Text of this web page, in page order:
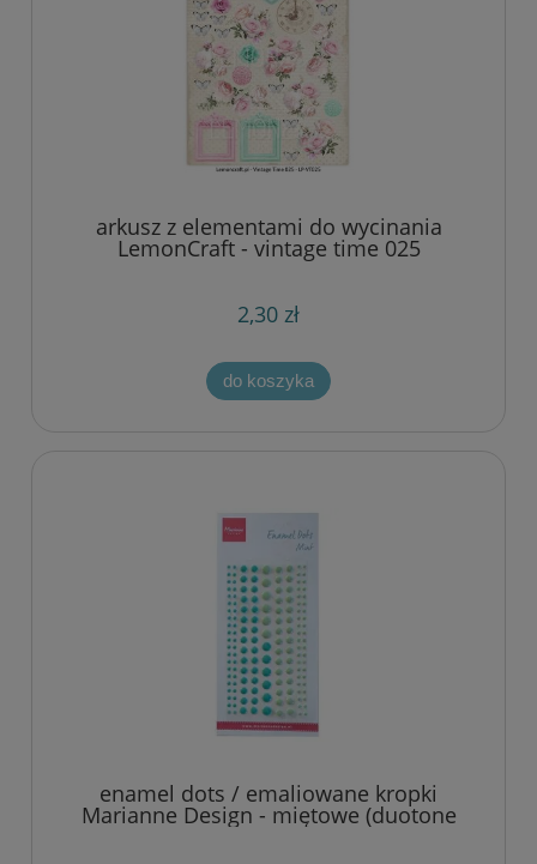
arkusz z elementami do wycinania
LemonCraft - vintage time 025
2,30 zł
do koszyka
enamel dots / emaliowane kropki
Marianne Design - miętowe (duotone